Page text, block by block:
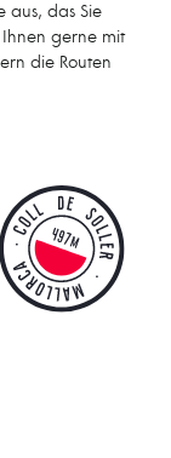
aus, das Sie
gerne mit
die Routen